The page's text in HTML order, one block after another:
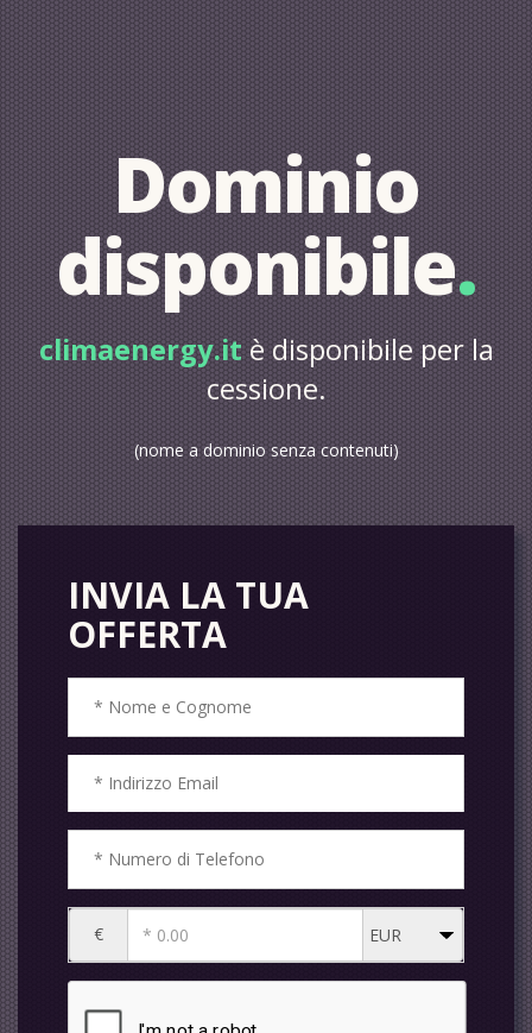
Dominio
disponibile.
climaenergy.itè disponibile per la
cessione.
(nome a dominio senza contenuti)
INVIA LA TUA
OFFERTA
€